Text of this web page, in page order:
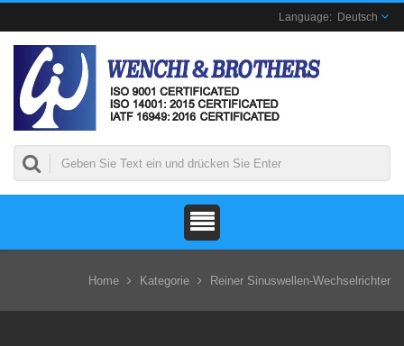
Deutsch
Home Kategorie Reiner Sinuswellen-Wechselrichter